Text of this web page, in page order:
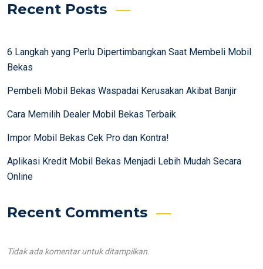
Recent Posts
6 Langkah yang Perlu Dipertimbangkan Saat Membeli Mobil
Bekas
Pembeli Mobil Bekas Waspadai Kerusakan Akibat Banjir
Cara Memilih Dealer Mobil Bekas Terbaik
Impor Mobil Bekas Cek Pro dan Kontra!
Aplikasi Kredit Mobil Bekas Menjadi Lebih Mudah Secara
Online
Recent Comments
Tidak ada komentar untuk ditampilkan.